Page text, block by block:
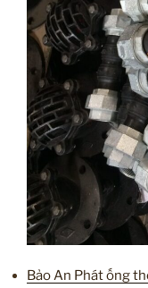
Bảo An Phát ống